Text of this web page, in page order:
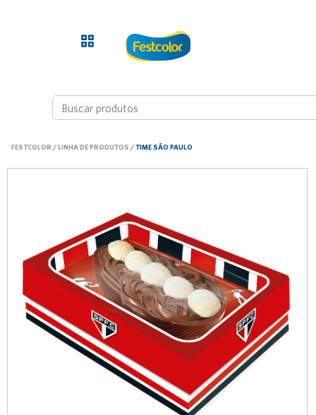
FESTCOLOR /LINHA DE PRODUTOS /TIME SÃO PAULO